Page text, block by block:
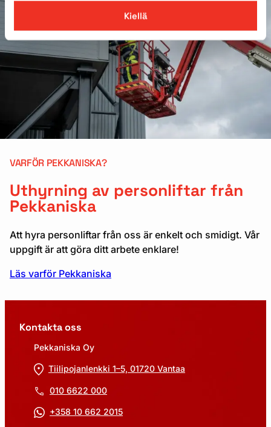
Kiellä
VARFÖR PEKKANISKA?
Uthyrning av personliftar från
Pekkaniska
Att hyra personliftar från oss är enkelt och smidigt. Vår
uppgift är att göra ditt arbete enklare!
Läs varför Pekkaniska
Kontakta oss
Pekkaniska Oy
Tiilipojanlenkki 1–5, 01720 Vantaa
010 6622 000
+358 10 662 2015